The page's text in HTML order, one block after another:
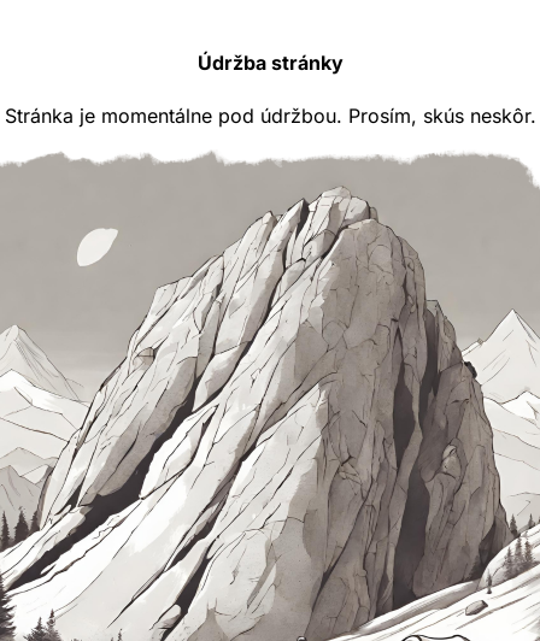
Údržba stránky
Stránka je momentálne pod údržbou. Prosím, skús neskôr.